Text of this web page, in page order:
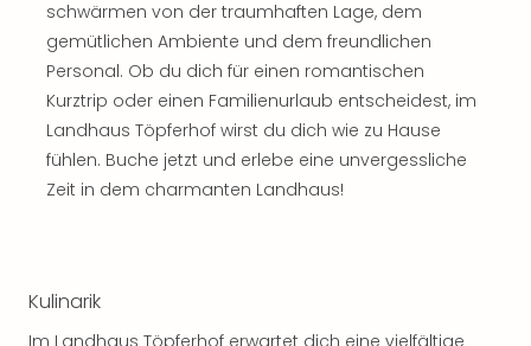
schwärmen von der traumhaften Lage, dem
gemütlichen Ambiente und dem freundlichen
Personal. Ob du dich für einen romantischen
Kurztrip oder einen Familienurlaub entscheidest, im
Landhaus Töpferhof wirst du dich wie zu Hause
fühlen. Buche jetzt und erlebe eine unvergessliche
Zeit in dem charmanten Landhaus!
Kulinarik
Im Landhaus Töpferhof erwartet dich eine vielfältige